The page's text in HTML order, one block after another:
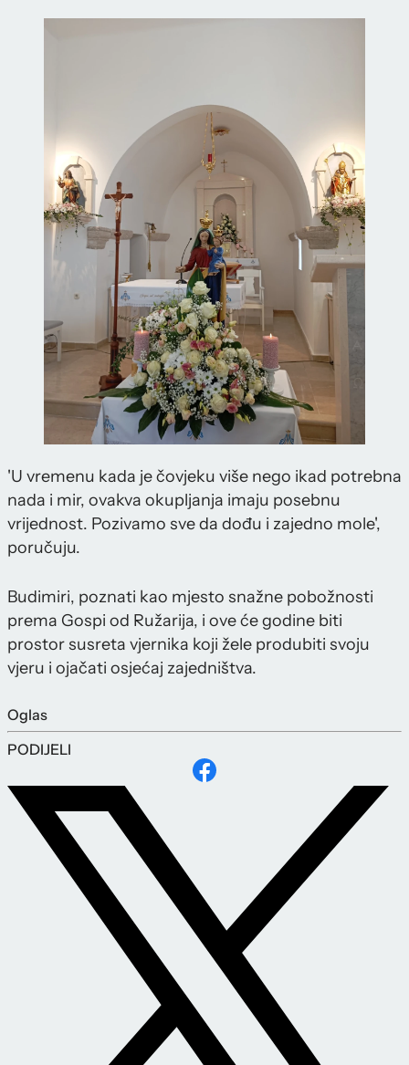
'U vremenu kada je čovjeku više nego ikad potrebna
nada i mir, ovakva okupljanja imaju posebnu
vrijednost. Pozivamo sve da dođu i zajedno mole',
poručuju.
Budimiri, poznati kao mjesto snažne pobožnosti
prema Gospi od Ružarija, i ove će godine biti
prostor susreta vjernika koji žele produbiti svoju
vjeru i ojačati osjećaj zajedništva.
Oglas
PODIJELI